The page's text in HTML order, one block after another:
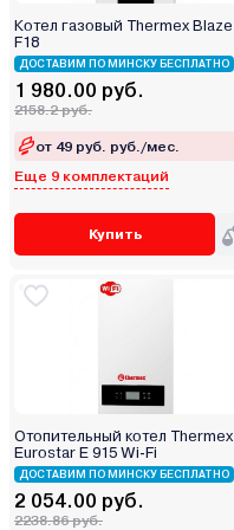
Котел газовый Thermex Blaze
F18
ДОСТАВИМ ПО МИНСКУ БЕСПЛАТНО
1 980.00 руб.
2158.2 руб.
от 49 руб. руб./мес.
Еще 9 комплектаций
Купить
Отопительный котел Thermex
Eurostar E 915 Wi-Fi
ДОСТАВИМ ПО МИНСКУ БЕСПЛАТНО
2 054.00 руб.
2238.86 руб.